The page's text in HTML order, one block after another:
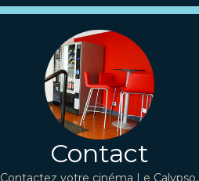
Contact
Contactez votre cinéma Le Calypso,